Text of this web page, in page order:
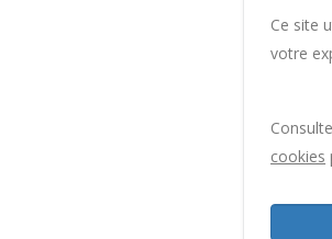
Ce site
votre
cookies